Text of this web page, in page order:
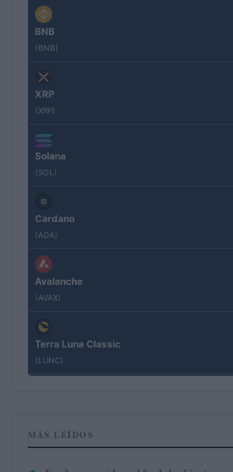
BNB
(BNB)
XRP
(XRP)
Solana
(SOL)
Cardano
(ADA)
Avalanche
(AVAX)
Terra Luna Classic
(LUNC)
MÁS LEÍDOS